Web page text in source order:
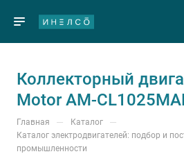
Коллекторный
Motor AM-
Главная — Каталог —
Каталог электродвигателей: подбор и
промышленности